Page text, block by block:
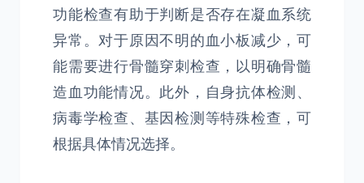
功能检查有助于判断是否存在凝血系统
异常。对于原因不明的血小板减少，可
能需要进行骨髓穿刺检查，以明确骨髓
造血功能情况。此外，自身抗体检测、
病毒学检查、基因检测等特殊检查，可
根据具体情况选择。